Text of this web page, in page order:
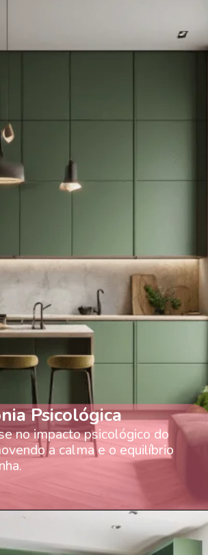
Psicológica
no impacto psicológico do
a calma e o equilíbrio